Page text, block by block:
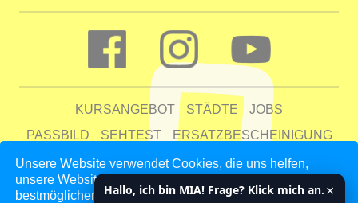
Unsere Website verwendet Cookies, die uns helfen,
unsere Website zu verbessern und unseren Kunden den
bestmöglichen Service zu bieten. Indem du auf 'Auswahl
KURSANGEBOT STÄDTE
JOBS
PASSBILD
SEHTEST
ERSATZBESCHEINIGUNG
UNTERNEHMEN
DATENSCHUTZ
IMPRESSUM
Hallo, ich bin MIA! Frage? Klick mich an. ×